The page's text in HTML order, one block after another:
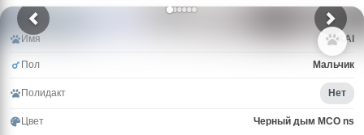
Имя KAI
Пол Мальчик
Полидакт Нет
Цвет Черный дым MCO ns